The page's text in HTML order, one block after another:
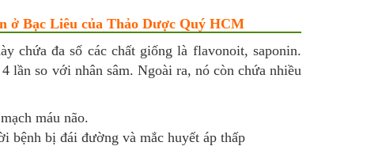
ở Bạc Liêu của Thảo Dược Quý HCM
chứa đa số các chất giống là flavonoit, saponin.
lần so với nhân sâm. Ngoài ra, nó còn chứa nhiều
máu não.
bệnh bị đái đường và mắc huyết áp thấp